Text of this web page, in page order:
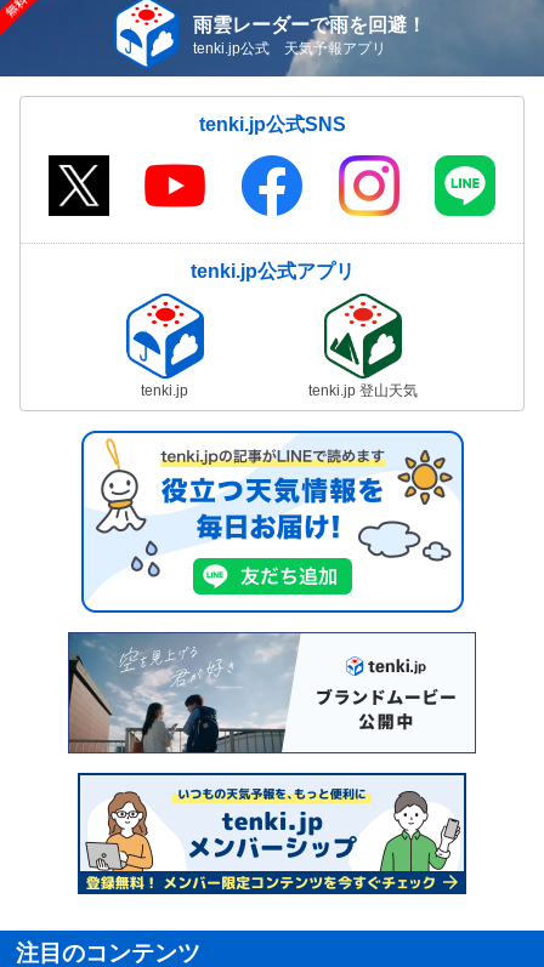
雨雲レーダーで雨を回避！
tenki.jp公式 天気予報アプリ
tenki.jp公式SNS
tenki.jp公式アプリ
tenki.jp tenki.jp 登山天気
注目のコンテンツ